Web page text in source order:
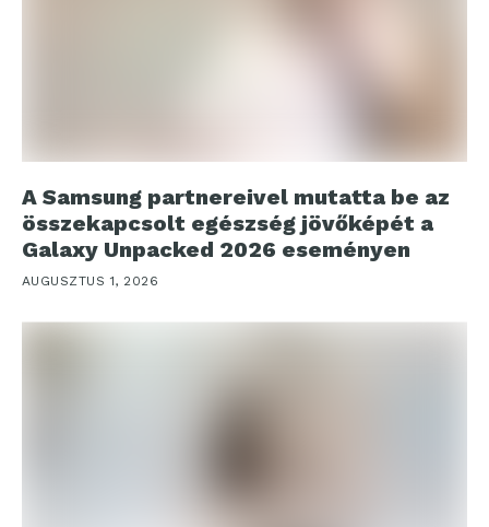
A Samsung partnereivel mutatta be az
összekapcsolt egészség jövőképét a
Galaxy Unpacked 2026 eseményen
AUGUSZTUS 1, 2026